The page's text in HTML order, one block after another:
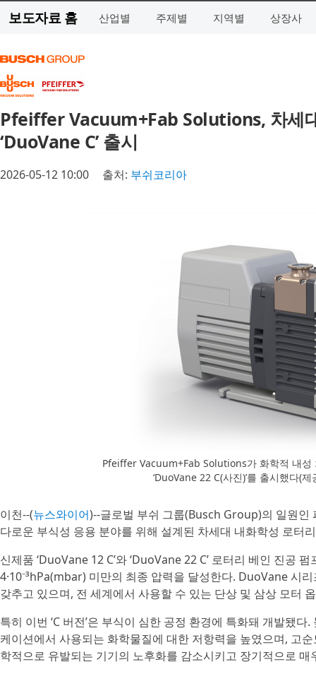
보도자료 홈 산업별 주제별 지역별 상장사
Pfeiffer Vacuum+Fab Solutions, 차세
‘DuoVane C’ 출시
2026-05-12 10:00 출처: 부쉬코리아
Pfeiffer Vacuum+Fab Solutions가 화학적 내성
‘DuoVane 22 C(사진)’를 출시했다
이천--(뉴스와이어)--글로벌 부쉬 그룹(Busch Group)의 일원
다로운 부식성 응용 분야를 위해 설계된 차세대 내화학성 로터
신제품 ‘DuoVane 12 C’와 ‘DuoVane 22 C’ 로터리 베인 진공
4·10⁻³hPa(mbar) 미만의 최종 압력을 달성한다. DuoVane 시
갖추고 있으며, 전 세계에서 사용할 수 있는 단상 및 삼상 모터
특히 이번 ‘C 버전’은 부식이 심한 공정 환경에 특화돼 개발됐
케이션에서 사용되는 화학물질에 대한 저항력을 높였으며, 고
학적으로 유발되는 기기의 노후화를 감소시키고 장기적으로